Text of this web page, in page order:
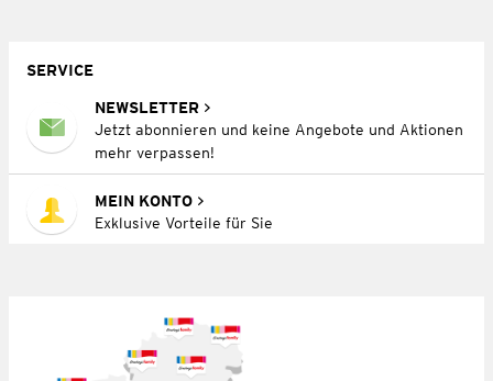
SERVICE
NEWSLETTER
Jetzt abonnieren und keine Angebote und Aktionen
mehr verpassen!
MEIN KONTO
Exklusive Vorteile für Sie